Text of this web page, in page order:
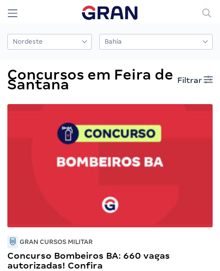
Concursos em Feira de
Santana Filtrar
GRAN CURSOS MILITAR
Concurso Bombeiros BA: 660 vagas
autorizadas! Confira